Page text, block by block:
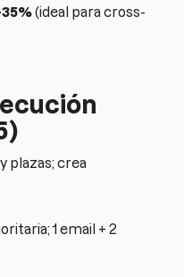
(ideal para cross-
plazas; crea
1 email + 2